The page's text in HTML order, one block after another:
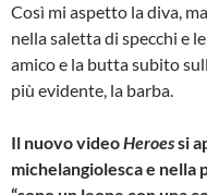
Così mi aspetto la diva,
nella saletta di specchi e
amico e la butta subito
più evidente, la barba.
Il nuovo videoHeroessi
michelangiolesca e nella